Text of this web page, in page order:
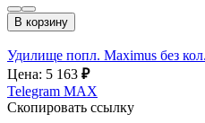
В корзину
Удилище попл. Maximus без
Цена: 5 163 ₽
Telegram MAX
Скопировать ссылку